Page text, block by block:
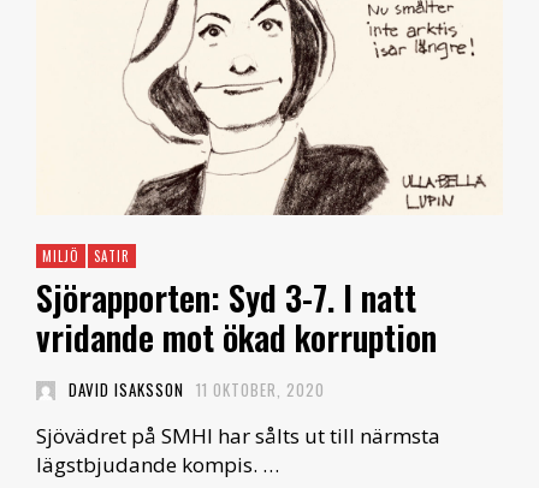
MILJÖ SATIR
Sjörapporten: Syd 3-7. I natt
vridande mot ökad korruption
DAVID ISAKSSON 11 OKTOBER, 2020
Sjövädret på SMHI har sålts ut till närmsta
lägstbjudande kompis. …